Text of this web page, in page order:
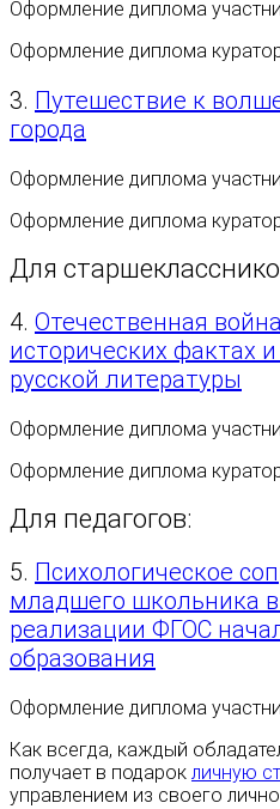
Оформление диплома
Оформление диплома
3. Путешествие к
города
Оформление диплома
Оформление диплома
Для
4. Отечественная
исторических фактах
русской литературы
Оформление диплома
Оформление диплома
Для педагогов:
5. Психологическое
младшего школьника в
реализации ФГОС
образования
Оформление диплома
Как всегда, каждый
получает в подарок личную
управлением из своего